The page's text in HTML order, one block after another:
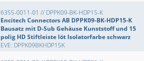
6355-0011-01 // DPPK09-BK-HDP15-K
Encitech Connectors AB DPPK09-BK-HDP15-K
Bausatz mit D-Sub Gehäuse Kunststoff und 15
polig HD Stiftleiste löt Isolatorfarbe schwarz
EVE: DPPK09BKHDP15K